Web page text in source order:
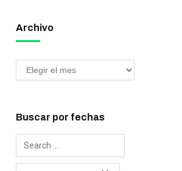
Archivo
Buscar por fechas